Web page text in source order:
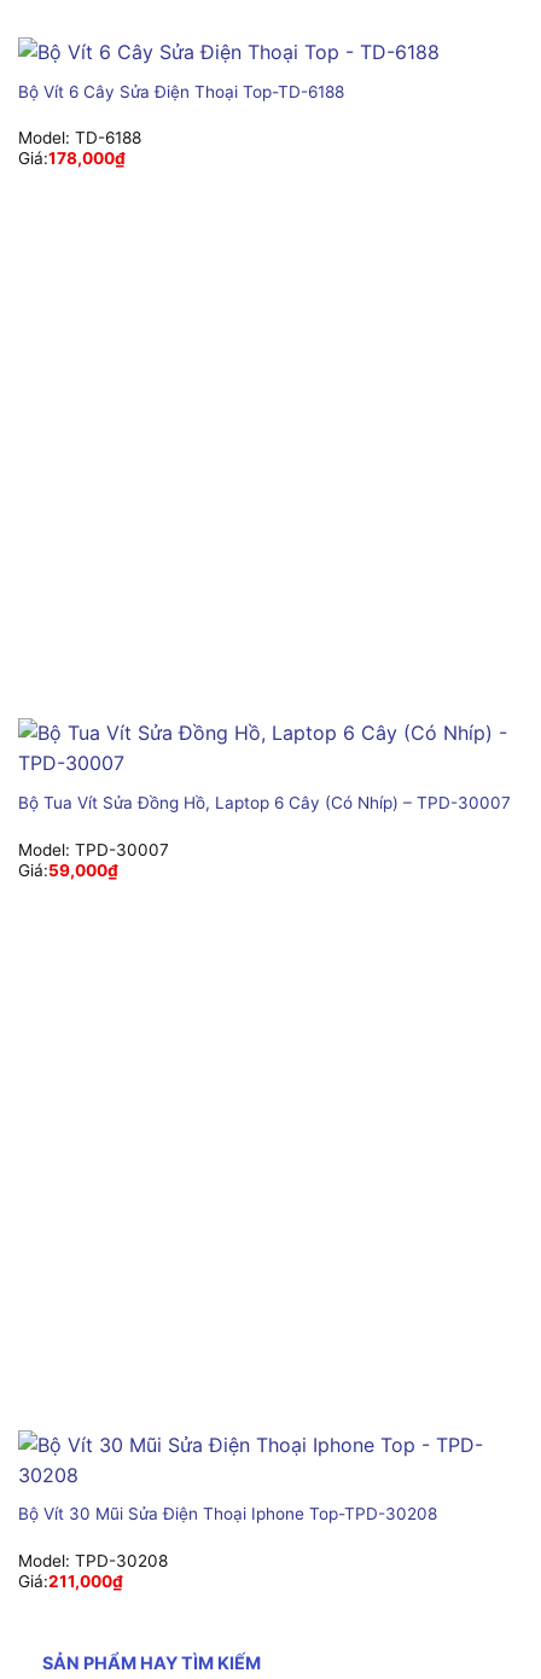
Bộ Vít 6 Cây Sửa Điện Thoại Top-TD-6188
Model: TD-6188
Giá:178,000₫
Bộ Tua Vít Sửa Đồng Hồ, Laptop 6 Cây (Có Nhíp) – TPD-30007
Model: TPD-30007
Giá:59,000₫
Bộ Vít 30 Mũi Sửa Điện Thoại Iphone Top-TPD-30208
Model: TPD-30208
Giá:211,000₫
SẢN PHẨM HAY TÌM KIẾM